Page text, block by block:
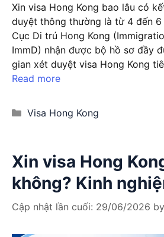
Xin visa Hong Kong bao lâu có
duyệt thông thường là từ 4 đến
Cục Di trú Hong Kong
ImmD) nhận được bộ hồ sơ đầy
gian xét duyệt visa Hong Kong
Read more
Categories
Visa Hong Kong
Xin visa Hong
không? Kinh
Cập nhật lần cuối: 29/06/2026 by